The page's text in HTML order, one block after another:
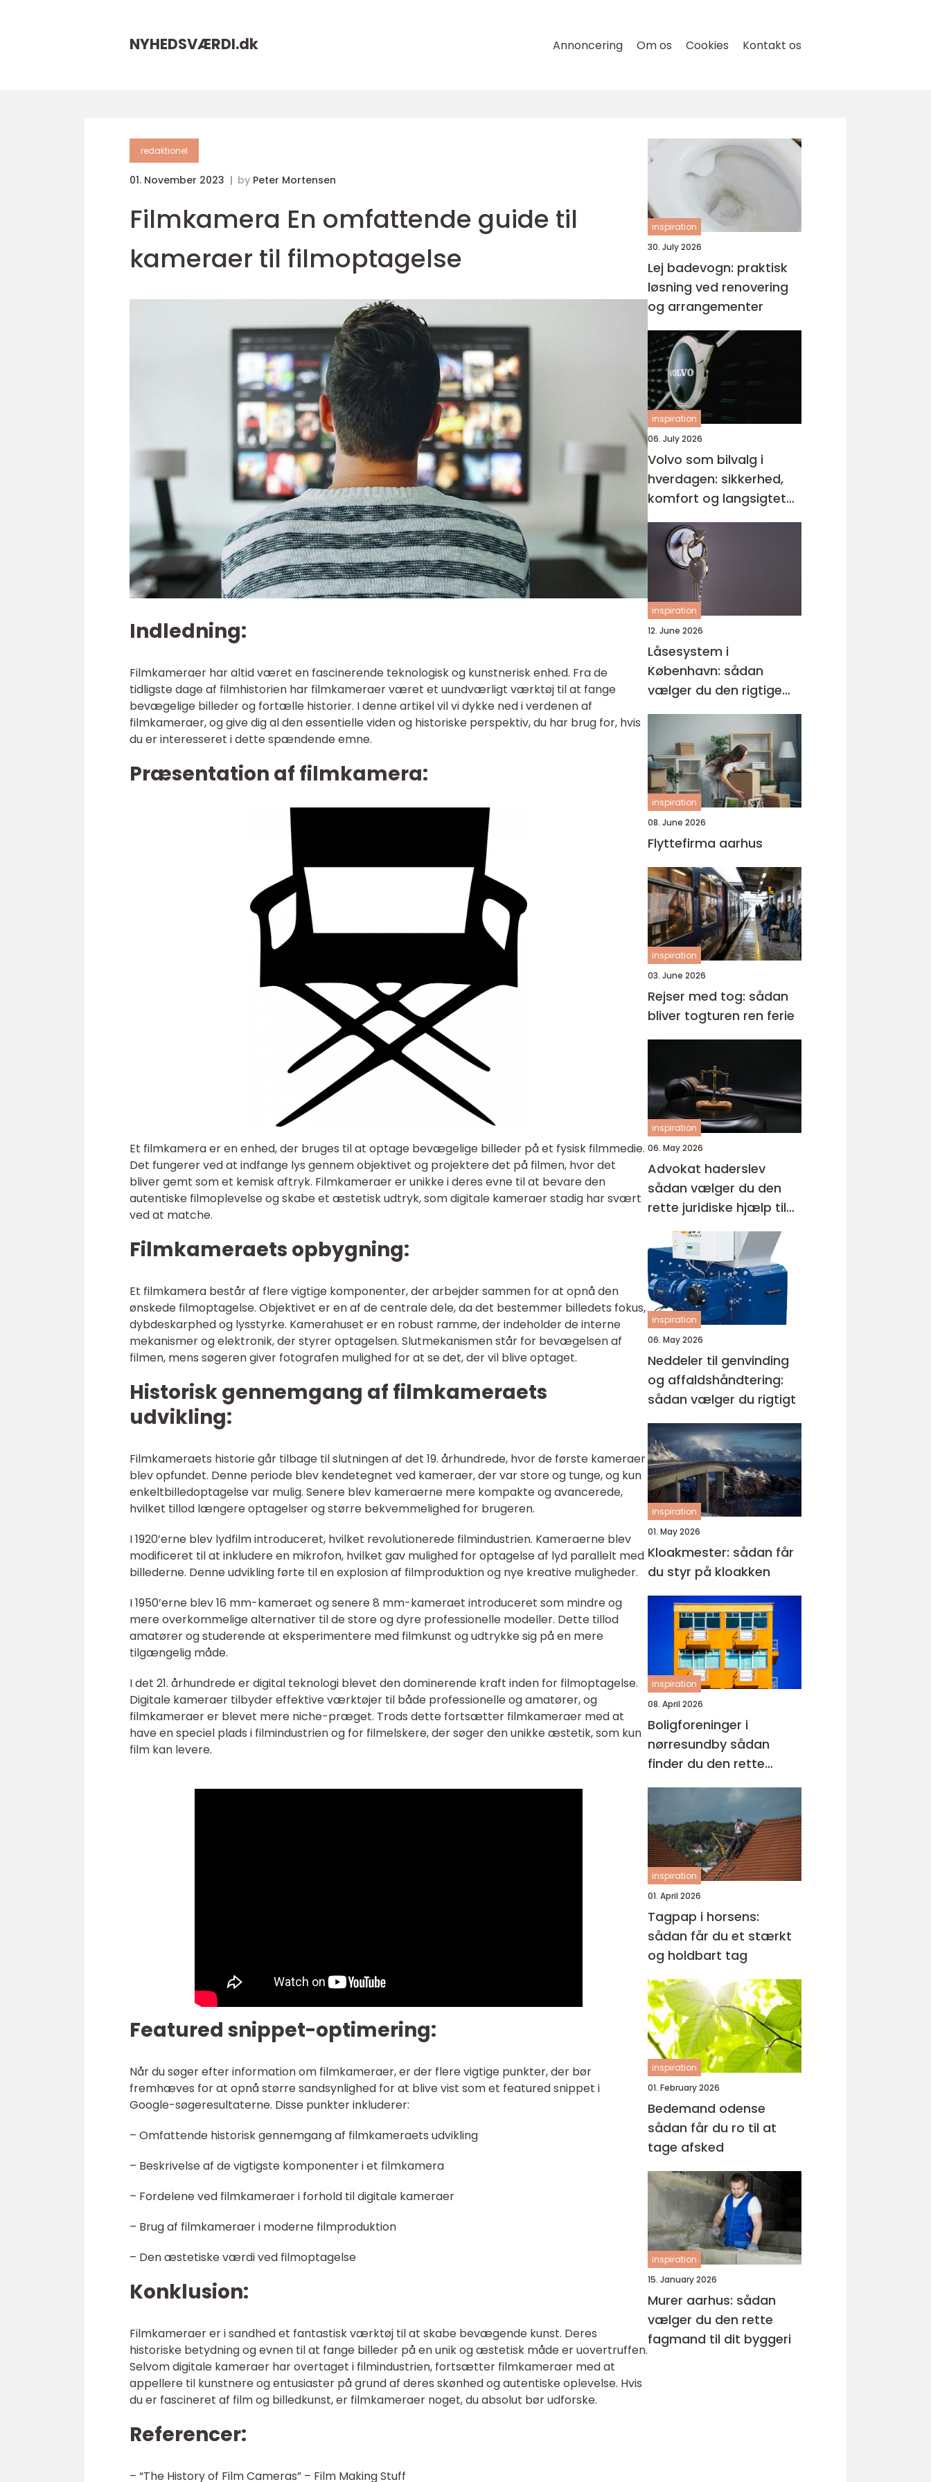
NYHEDSVÆRDI.dk Annoncering Om os Cookies Kontakt os
redaktionel
01. November 2023 by Peter Mortensen
Filmkamera En omfattende guide til
kameraer til filmoptagelse
Indledning:
Filmkameraer har altid været en fascinerende teknologisk og kunstnerisk enhed. Fra de
tidligste dage af filmhistorien har filmkameraer været et uundværligt værktøj til at fange
bevægelige billeder og fortælle historier. I denne artikel vil vi dykke ned i verdenen af
filmkameraer, og give dig al den essentielle viden og historiske perspektiv, du har brug for, hvis
du er interesseret i dette spændende emne.
Præsentation af filmkamera:
Et filmkamera er en enhed, der bruges til at optage bevægelige billeder på et fysisk filmmedie.
Det fungerer ved at indfange lys gennem objektivet og projektere det på filmen, hvor det
bliver gemt som et kemisk aftryk. Filmkameraer er unikke i deres evne til at bevare den
autentiske filmoplevelse og skabe et æstetisk udtryk, som digitale kameraer stadig har svært
ved at matche.
Filmkameraets opbygning:
Et filmkamera består af flere vigtige komponenter, der arbejder sammen for at opnå den
ønskede filmoptagelse. Objektivet er en af de centrale dele, da det bestemmer billedets fokus,
dybdeskarphed og lysstyrke. Kamerahuset er en robust ramme, der indeholder de interne
mekanismer og elektronik, der styrer optagelsen. Slutmekanismen står for bevægelsen af
filmen, mens søgeren giver fotografen mulighed for at se det, der vil blive optaget.
Historisk gennemgang af filmkameraets
udvikling:
Filmkameraets historie går tilbage til slutningen af det 19. århundrede, hvor de første kameraer
blev opfundet. Denne periode blev kendetegnet ved kameraer, der var store og tunge, og kun
enkeltbilledoptagelse var mulig. Senere blev kameraerne mere kompakte og avancerede,
hvilket tillod længere optagelser og større bekvemmelighed for brugeren.
I 1920’erne blev lydfilm introduceret, hvilket revolutionerede filmindustrien. Kameraerne blev
modificeret til at inkludere en mikrofon, hvilket gav mulighed for optagelse af lyd parallelt med
billederne. Denne udvikling førte til en explosion af filmproduktion og nye kreative muligheder.
I 1950’erne blev 16 mm-kameraet og senere 8 mm-kameraet introduceret som mindre og
mere overkommelige alternativer til de store og dyre professionelle modeller. Dette tillod
amatører og studerende at eksperimentere med filmkunst og udtrykke sig på en mere
tilgængelig måde.
I det 21. århundrede er digital teknologi blevet den dominerende kraft inden for filmoptagelse.
Digitale kameraer tilbyder effektive værktøjer til både professionelle og amatører, og
filmkameraer er blevet mere niche-præget. Trods dette fortsætter filmkameraer med at
have en speciel plads i filmindustrien og for filmelskere, der søger den unikke æstetik, som kun
film kan levere.
Featured snippet-optimering:
Når du søger efter information om filmkameraer, er der flere vigtige punkter, der bør
fremhæves for at opnå større sandsynlighed for at blive vist som et featured snippet i
Google-søgeresultaterne. Disse punkter inkluderer:
– Omfattende historisk gennemgang af filmkameraets udvikling
– Beskrivelse af de vigtigste komponenter i et filmkamera
– Fordelene ved filmkameraer i forhold til digitale kameraer
– Brug af filmkameraer i moderne filmproduktion
– Den æstetiske værdi ved filmoptagelse
Konklusion:
Filmkameraer er i sandhed et fantastisk værktøj til at skabe bevægende kunst. Deres
historiske betydning og evnen til at fange billeder på en unik og æstetisk måde er uovertruffen.
Selvom digitale kameraer har overtaget i filmindustrien, fortsætter filmkameraer med at
appellere til kunstnere og entusiaster på grund af deres skønhed og autentiske oplevelse. Hvis
du er fascineret af film og billedkunst, er filmkameraer noget, du absolut bør udforske.
Referencer:
– “The History of Film Cameras” – Film Making Stuff
inspiration
30. July 2026
Lej badevogn: praktisk
løsning ved renovering
og arrangementer
inspiration
06. July 2026
Volvo som bilvalg i
hverdagen: sikkerhed,
komfort og langsigtet
værdi
inspiration
12. June 2026
Låsesystem i
København: sådan
vælger du den rigtige
løsning
inspiration
08. June 2026
Flyttefirma aarhus
inspiration
03. June 2026
Rejser med tog: sådan
bliver togturen ren ferie
inspiration
06. May 2026
Advokat haderslev
sådan vælger du den
rette juridiske hjælp til
familien
inspiration
06. May 2026
Neddeler til genvinding
og affaldshåndtering:
sådan vælger du rigtigt
inspiration
01. May 2026
Kloakmester: sådan får
du styr på kloakken
inspiration
08. April 2026
Boligforeninger i
nørresundby sådan
finder du den rette
lejebolig
inspiration
01. April 2026
Tagpap i horsens:
sådan får du et stærkt
og holdbart tag
inspiration
01. February 2026
Bedemand odense
sådan får du ro til at
tage afsked
inspiration
15. January 2026
Murer aarhus: sådan
vælger du den rette
fagmand til dit byggeri